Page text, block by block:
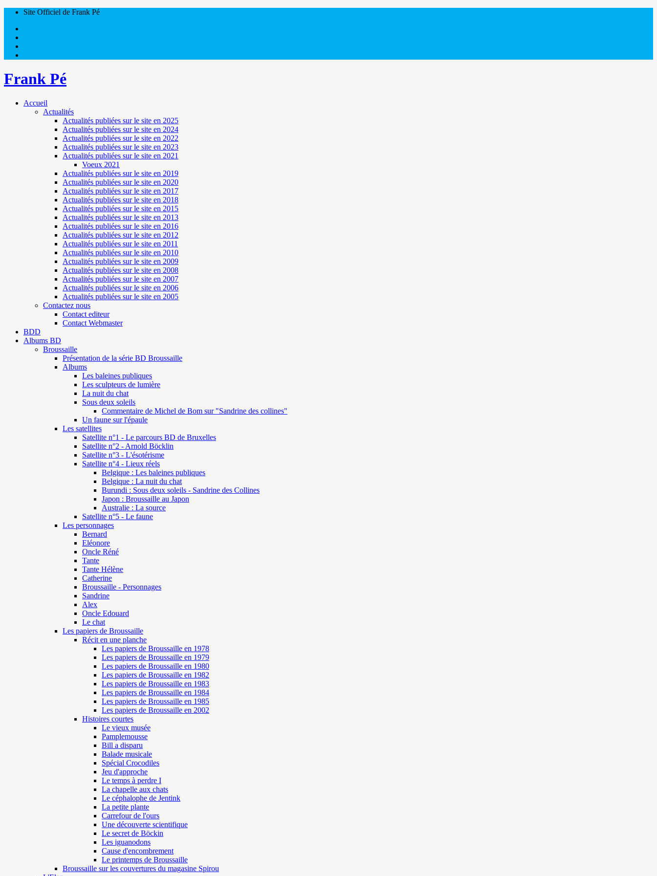
Site Officiel de Frank Pé
Frank Pé
Accueil
Actualités
Actualités publiées sur le site en 2025
Actualités publiées sur le site en 2024
Actualités publiées sur le site en 2022
Actualités publiées sur le site en 2023
Actualités publiées sur le site en 2021
Voeux 2021
Actualités publiées sur le site en 2019
Actualités publiées sur le site en 2020
Actualités publiées sur le site en 2017
Actualités publiées sur le site en 2018
Actualités publiées sur le site en 2015
Actualités publiées sur le site en 2013
Actualités publiées sur le site en 2016
Actualités publiées sur le site en 2012
Actualités publiées sur le site en 2011
Actualités publiées sur le site en 2010
Actualités publiées sur le site en 2009
Actualités publiées sur le site en 2008
Actualités publiées sur le site en 2007
Actualités publiées sur le site en 2006
Actualités publiées sur le site en 2005
Contactez nous
Contact editeur
Contact Webmaster
BDD
Albums BD
Broussaille
Présentation de la série BD Broussaille
Albums
Les baleines publiques
Les sculpteurs de lumière
La nuit du chat
Sous deux soleils
Commentaire de Michel de Bom sur "Sandrine des collines"
Un faune sur l'épaule
Les satellites
Satellite n°1 - Le parcours BD de Bruxelles
Satellite n°2 - Arnold Böcklin
Satellite n°3 - L'ésotérisme
Satellite n°4 - Lieux réels
Belgique : Les baleines publiques
Belgique : La nuit du chat
Burundi : Sous deux soleils - Sandrine des Collines
Japon : Broussaille au Japon
Australie : La source
Satellite n°5 - Le faune
Les personnages
Bernard
Eléonore
Oncle Réné
Tante
Tante Hélène
Catherine
Broussaille - Personnages
Sandrine
Alex
Oncle Edouard
Le chat
Les papiers de Broussaille
Récit en une planche
Les papiers de Broussaille en 1978
Les papiers de Broussaille en 1979
Les papiers de Broussaille en 1980
Les papiers de Broussaille en 1982
Les papiers de Broussaille en 1983
Les papiers de Broussaille en 1984
Les papiers de Broussaille en 1985
Les papiers de Broussaille en 2002
Histoires courtes
Le vieux musée
Pamplemousse
Bill a disparu
Balade musicale
Spécial Crocodiles
Jeu d'approche
Le temps à perdre I
La chapelle aux chats
Le céphalophe de Jentink
La petite plante
Carrefour de l'ours
Une découverte scientifique
Le secret de Böckin
Les iguanodons
Cause d'encombrement
Le printemps de Broussaille
Broussaille sur les couvertures du magasine Spirou